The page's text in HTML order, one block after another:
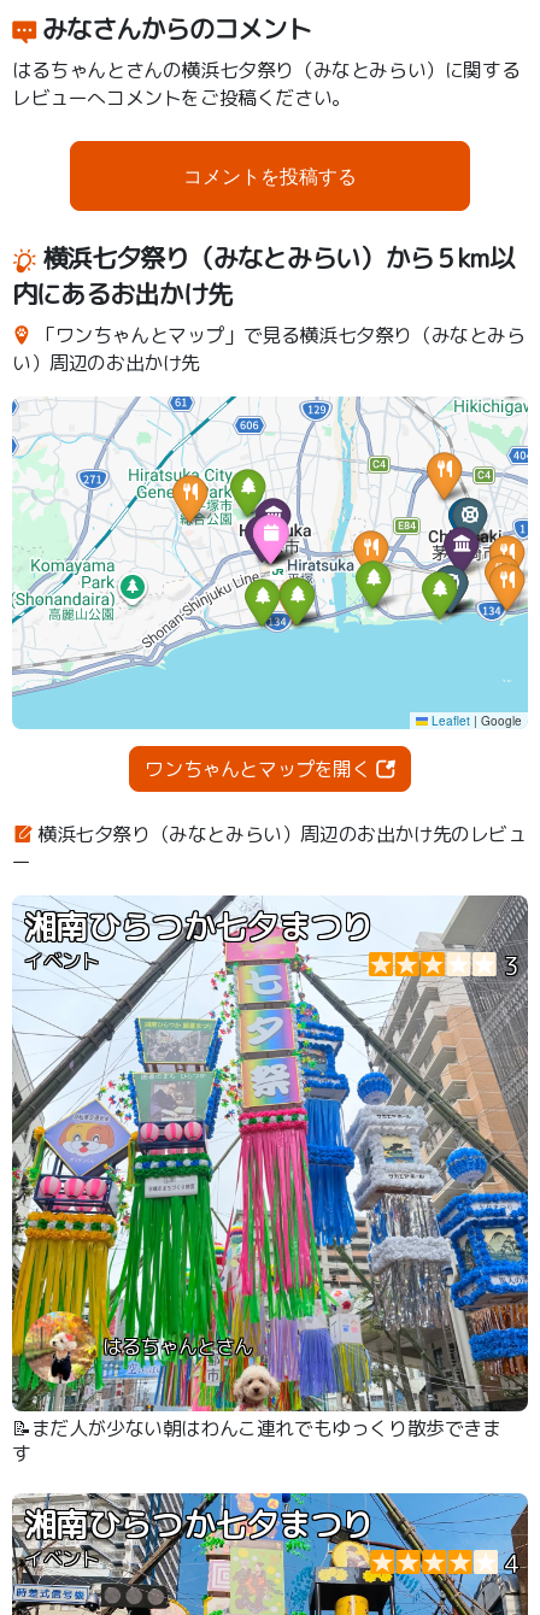
みなさんからのコメント
はるちゃんとさんの横浜七夕祭り（みなとみらい）に関する
レビューへコメントをご投稿ください。
コメントを投稿する
横浜七夕祭り（みなとみらい）から５km以
内にあるお出かけ先
「ワンちゃんとマップ」で見る横浜七夕祭り（みなとみら
い）周辺のお出かけ先
ワンちゃんとマップを開く
横浜七夕祭り（みなとみらい）周辺のお出かけ先のレビュ
ー
湘南ひらつか七夕まつり
イベント 3
はるちゃんとさん
📝まだ人が少ない朝はわんこ連れでもゆっくり散歩できま
す
湘南ひらつか七夕まつり
イベント 4